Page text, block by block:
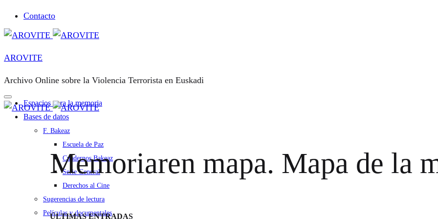
Contacto
AROVITE
Archivo Online sobre la Violencia Terrorista en Euskadi
Espacios para la memoria
Bases de datos
F. Bakeaz
Escuela de Paz
Cuadernos Bakeaz
Serie General
Derechos al Cine
Sugerencias de lectura
Películas y documentales
Memoriaren mapa. Mapa de la
ÚLTIMAS ENTRADAS